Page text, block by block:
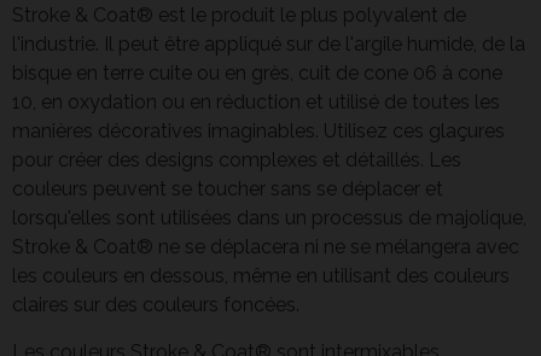
Stroke & Coat® est le produit le plus polyvalent de
l'industrie. Il peut être appliqué sur de l'argile humide, de la
bisque en terre cuite ou en grès, cuit de cone 06 à cone
10, en oxydation ou en réduction et utilisé de toutes les
manières décoratives imaginables. Utilisez ces glaçures
pour créer des designs complexes et détaillés. Les
couleurs peuvent se toucher sans se déplacer et
lorsqu'elles sont utilisées dans un processus de majolique,
Stroke & Coat® ne se déplacera ni ne se mélangera avec
les couleurs en dessous, même en utilisant des couleurs
claires sur des couleurs foncées.